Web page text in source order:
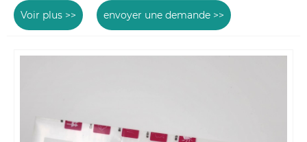
Voir plus >> envoyer une demande >>